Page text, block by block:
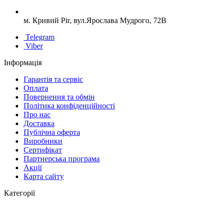
м. Кривий Ріг, вул.Ярослава Мудрого, 72В
Telegram
Viber
Інформація
Гарантія та сервіс
Оплата
Повернення та обмін
Політика конфіденційності
Про нас
Доставка
Публічна оферта
Виробники
Сертифікат
Партнерська програма
Акції
Карта сайту
Категорії